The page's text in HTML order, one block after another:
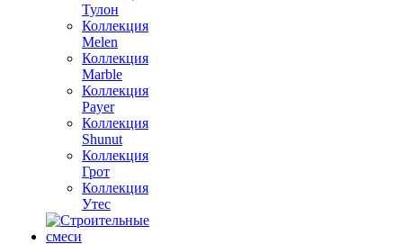
Тулон
Коллекция
Melen
Коллекция
Marble
Коллекция
Payer
Коллекция
Shunut
Коллекция
Грот
Коллекция
Утес